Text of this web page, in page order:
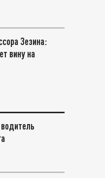
Зезина:
вину на